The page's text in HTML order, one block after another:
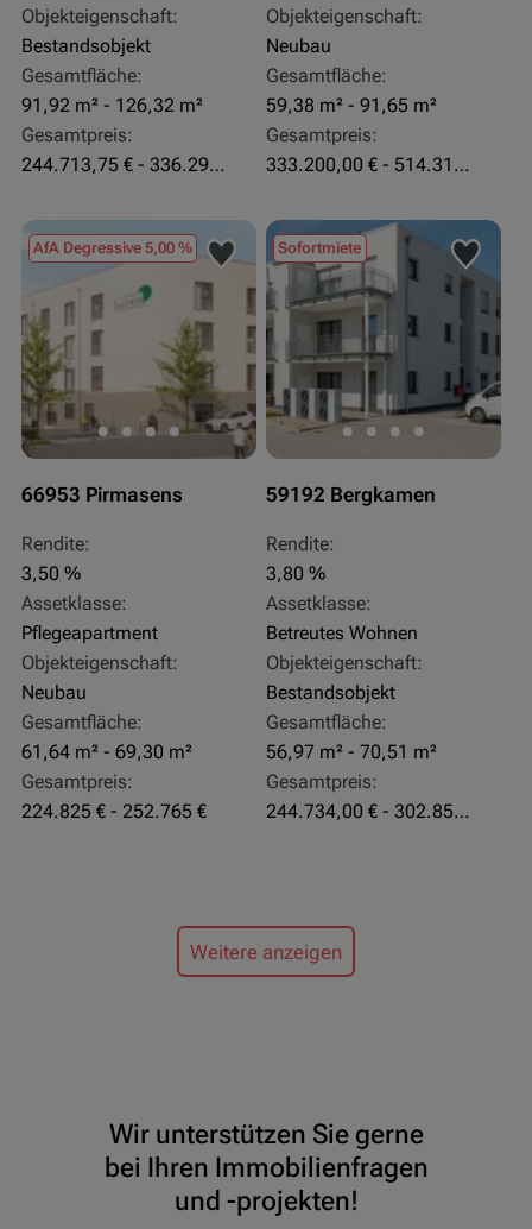
Objekteigenschaft:
Bestandsobjekt
Gesamtfläche:
91,92 m² - 126,32 m²
Gesamtpreis:
244.713,75 € - 336.292 €
Objekteigenschaft:
Neubau
Gesamtfläche:
59,38 m² - 91,65 m²
Gesamtpreis:
333.200,00 € - 514.310,00 €
AfA Degressive 5,00 %
66953 Pirmasens
Rendite:
3,50 %
Assetklasse:
Pflegeapartment
Objekteigenschaft:
Neubau
Gesamtfläche:
61,64 m² - 69,30 m²
Gesamtpreis:
224.825 € - 252.765 €
Sofortmiete
59192 Bergkamen
Rendite:
3,80 %
Assetklasse:
Betreutes Wohnen
Objekteigenschaft:
Bestandsobjekt
Gesamtfläche:
56,97 m² - 70,51 m²
Gesamtpreis:
244.734,00 € - 302.855,00 €
Weitere anzeigen
Wir unterstützen Sie gerne
bei Ihren Immobilienfragen
und -projekten!